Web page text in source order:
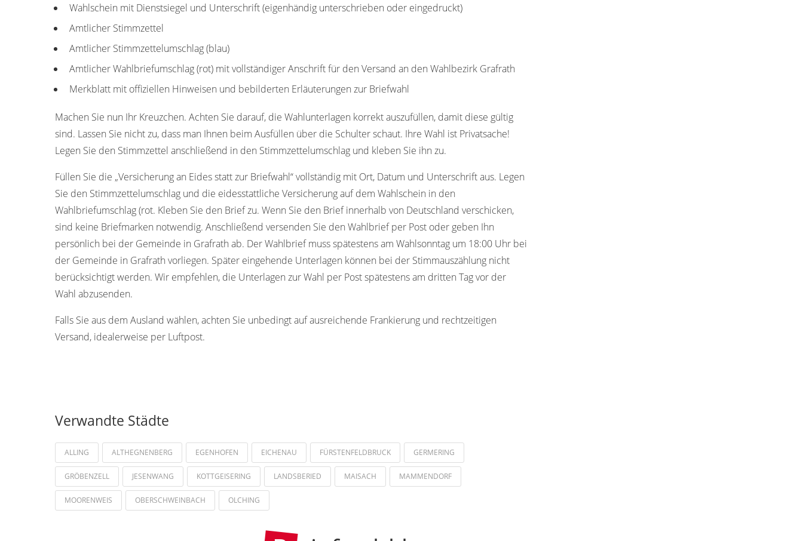
Wahlschein mit Dienstsiegel und Unterschrift (eigenhändig unterschrieben oder eingedruckt)
Amtlicher Stimmzettel
Amtlicher Stimmzettelumschlag (blau)
Amtlicher Wahlbriefumschlag (rot) mit vollständiger Anschrift für den Versand an den Wahlbezirk Grafrath
Merkblatt mit offiziellen Hinweisen und bebilderten Erläuterungen zur Briefwahl
Machen Sie nun Ihr Kreuzchen. Achten Sie darauf, die Wahlunterlagen korrekt auszufüllen, damit diese gültig
sind. Lassen Sie nicht zu, dass man Ihnen beim Ausfüllen über die Schulter schaut. Ihre Wahl ist Privatsache!
Legen Sie den Stimmzettel anschließend in den Stimmzettelumschlag und kleben Sie ihn zu.
Füllen Sie die „Versicherung an Eides statt zur Briefwahl“ vollständig mit Ort, Datum und Unterschrift aus. Legen
Sie den Stimmzettelumschlag und die eidesstattliche Versicherung auf dem Wahlschein in den
Wahlbriefumschlag (rot. Kleben Sie den Brief zu. Wenn Sie den Brief innerhalb von Deutschland verschicken,
sind keine Briefmarken notwendig. Anschließend versenden Sie den Wahlbrief per Post oder geben Ihn
persönlich bei der Gemeinde in Grafrath ab. Der Wahlbrief muss spätestens am Wahlsonntag um 18:00 Uhr bei
der Gemeinde in Grafrath vorliegen. Später eingehende Unterlagen können bei der Stimmauszählung nicht
berücksichtigt werden. Wir empfehlen, die Unterlagen zur Wahl per Post spätestens am dritten Tag vor der
Wahl abzusenden.
Falls Sie aus dem Ausland wählen, achten Sie unbedingt auf ausreichende Frankierung und rechtzeitigen
Versand, idealerweise per Luftpost.
Verwandte Städte
ALLING ALTHEGNENBERG EGENHOFEN EICHENAU FÜRSTENFELDBRUCK GERMERING
GRÖBENZELL JESENWANG KOTTGEISERING LANDSBERIED MAISACH MAMMENDORF
MOORENWEIS OBERSCHWEINBACH OLCHING